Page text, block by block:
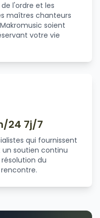
l'ordre et les
maîtres chanteurs
soient
votre vie
24 7j/7
qui fournissent
soutien continu
du